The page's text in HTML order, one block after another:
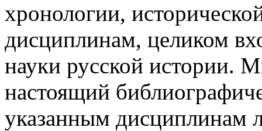
хронологии,
дисциплинам, целиком
науки русской истории.
настоящий
указанным дисциплинам